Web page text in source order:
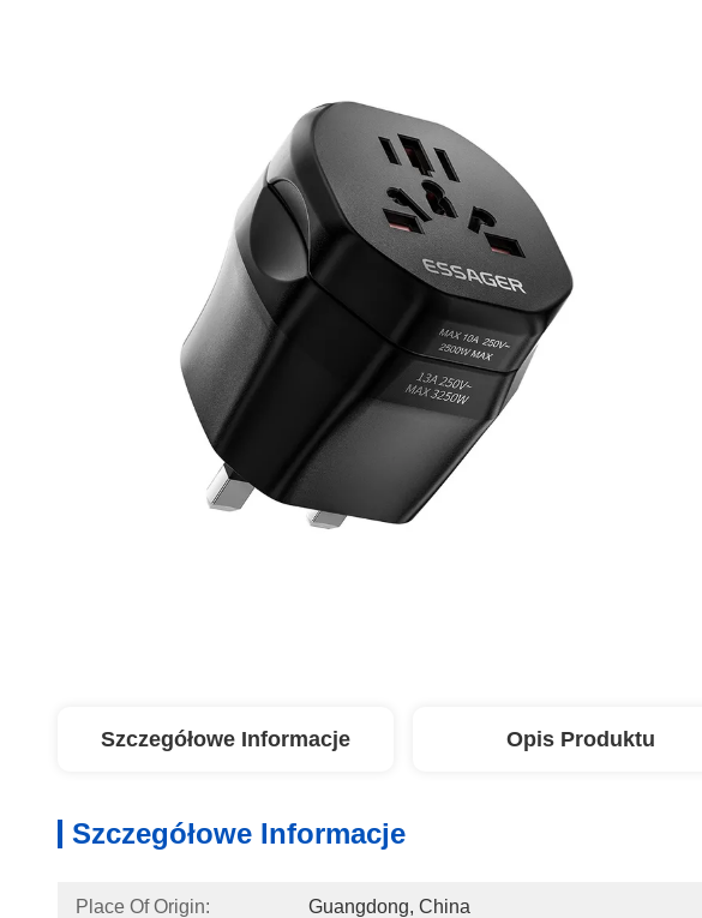
Szczegółowe Informacje Opis Produktu
Szczegółowe Informacje
Place Of Origin: Guangdong, China